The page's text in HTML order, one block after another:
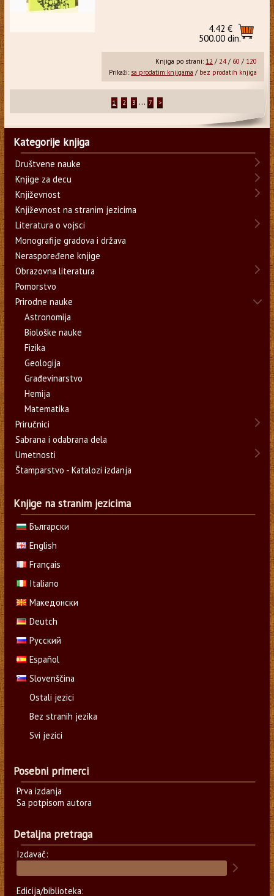
4.42 €
500.00 din.
Knjiga po strani: 12 /24/ 60 / 120
Prikaži: sa prodatim knjigama / bez prodatih knjiga
1 2 3 ... 7 >
Kategorije knjiga
Društvene nauke
Knjige za decu
Književnost
Književnost na stranim jezicima
Literatura o vojsci
Monografije gradova i država
Neraspoređene knjige
Obrazovna literatura
Pomorstvo
Prirodne nauke
Astronomija
Biološke nauke
Fizika
Geologija
Građevinarstvo
Hemija
Matematika
Priručnici
Sabrana i odabrana dela
Umetnosti
Štamparstvo - Katalozi izdanja
Knjige na stranim jezicima
Български
English
Français
Italiano
Македонски
Deutch
Русский
Español
Slovenščina
Ostali jezici
Bez stranih jezika
Svi jezici
Posebni primerci
Prva izdanja
Sa potpisom autora
Detaljna pretraga
Izdavač:
Edicija/biblioteka: